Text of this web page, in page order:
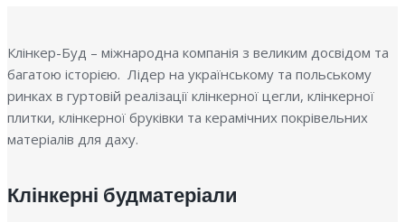
Клінкер-Буд – міжнародна компанія з великим досвідом та
багатою історією. Лідер на українському та польському
ринках в гуртовій реалізації клінкерної цегли, клінкерної
плитки, клінкерної бруківки та керамічних покрівельних
матеріалів для даху.
Клінкерні будматеріали